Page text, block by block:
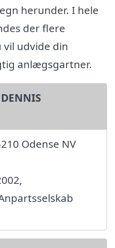
herunder. I hele
der flere
vil udvide din
anlægsgartner.
Odense NV